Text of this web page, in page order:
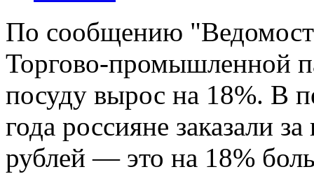
По сообщению
Торгово-промышленной
посуду вырос на 18%. В
года россияне заказали
рублей — это на 18%